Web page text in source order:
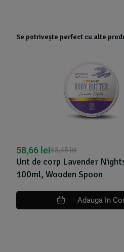
Se potrivește perfect cu alte
Unt de corp Lavender
100ml, Wooden Spoon
63,45lei
58,66 lei
Adauga In